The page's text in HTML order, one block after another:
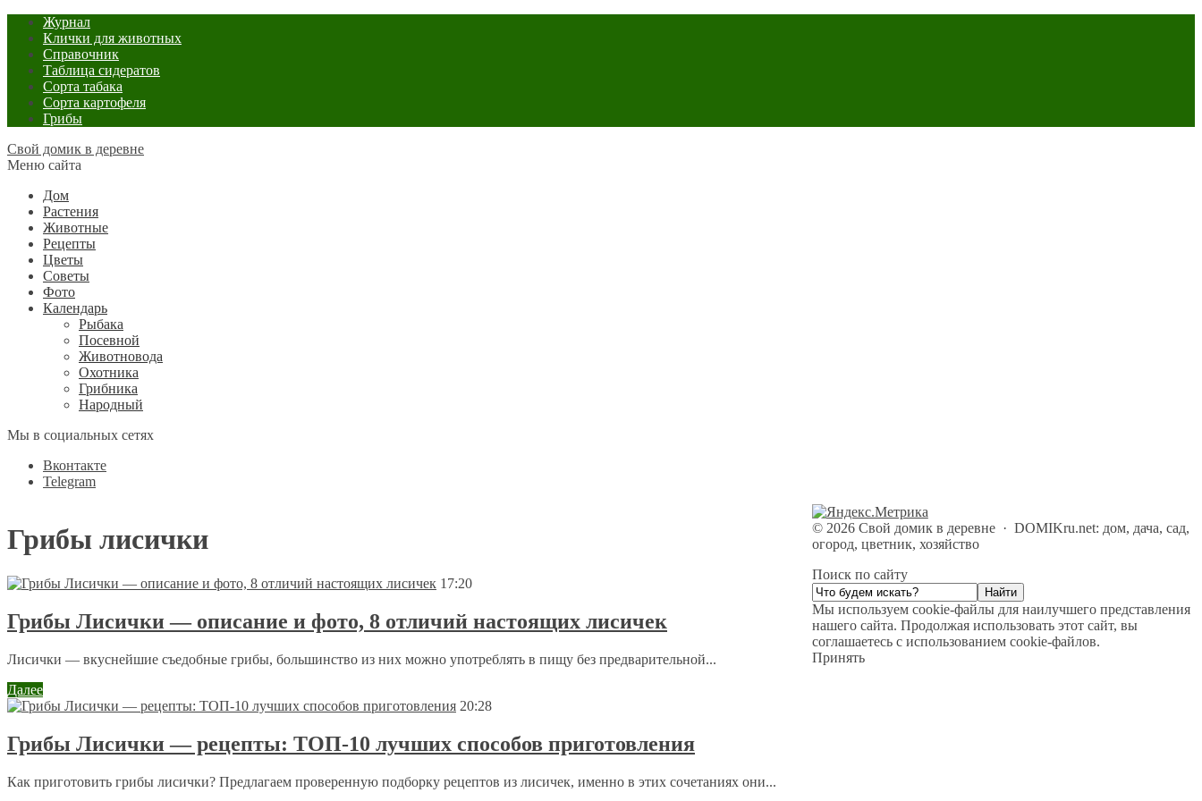
Журнал
Клички для животных
Справочник
Таблица сидератов
Сорта табака
Сорта картофеля
Грибы
Свой домик в деревне
Меню сайта
Дом
Растения
Животные
Рецепты
Цветы
Советы
Фото
Календарь
Рыбака
Посевной
Животновода
Охотника
Грибника
Народный
Мы в социальных сетях
Вконтакте
Telegram
Грибы лисички
17:20
Грибы Лисички — описание и фото, 8 отличий настоящих лисичек
Лисички — вкуснейшие съедобные грибы, большинство из них можно употреблять в пищу без предварительной...
Далее
20:28
Грибы Лисички — рецепты: ТОП-10 лучших способов приготовления
Как приготовить грибы лисички? Предлагаем проверенную подборку рецептов из лисичек, именно в этих сочетаниях они...
© 2026 Свой домик в деревне· DOMIKru.net: дом, дача, сад,
огород, цветник, хозяйство
Поиск по сайту
Мы используем cookie-файлы для наилучшего представления
нашего сайта. Продолжая использовать этот сайт, вы
соглашаетесь с использованием cookie-файлов.
Принять